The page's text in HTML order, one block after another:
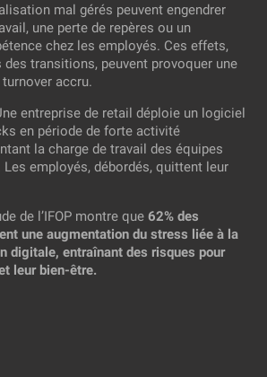
mal gérés peuvent engendrer
une perte de repères ou un
chez les employés. Ces effets,
transitions, peuvent provoquer une
accru.
entreprise de retail déploie un logiciel
en période de forte activité
la charge de travail des équipes
employés, débordés, quittent leur
de l’IFOP montre que 62% des
une augmentation du stress liée à la
digitale, entraînant des risques pour
leur bien-être.